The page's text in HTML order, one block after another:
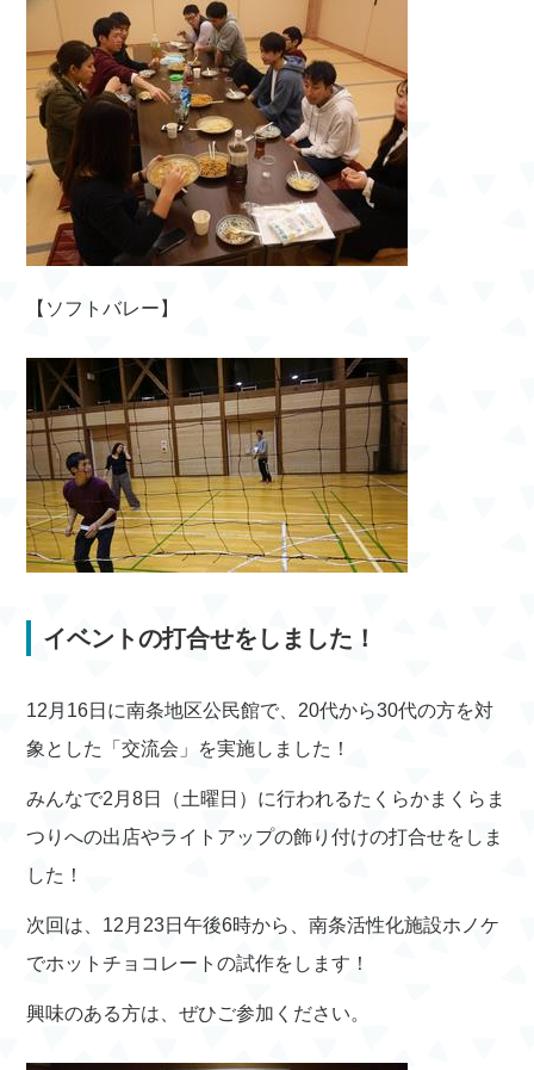
【ソフトバレー】
イベントの打合せをしました！
12月16日に南条地区公民館で、20代から30代の方を対
象とした「交流会」を実施しました！
みんなで2月8日（土曜日）に行われるたくらかまくらま
つりへの出店やライトアップの飾り付けの打合せをしま
した！
次回は、12月23日午後6時から、南条活性化施設ホノケ
でホットチョコレートの試作をします！
興味のある方は、ぜひご参加ください。